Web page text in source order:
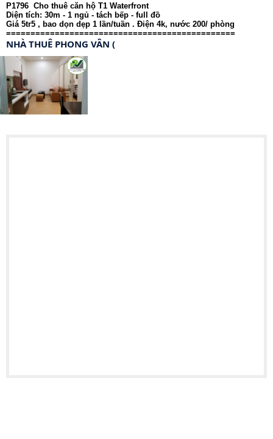
P1796 Cho thuê căn hộ T1 Waterfront
Diện tích: 30m - 1 ngủ - tách bếp - full đồ
Giá 5tr5 , bao dọn dẹp 1 lần/tuần . Điện 4k, nước 200/ phòng
===============================================
NHÀ THUÊ PHONG VÂN (